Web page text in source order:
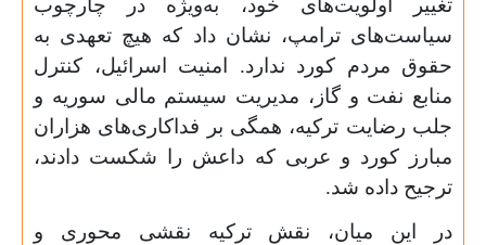
تغییر اولویت‌های خود، به‌ویژه در چارچوب
سیاست‌های ترامپ، نشان داد که هیچ تعهدی به
حقوق مردم کورد ندارد. امنیت اسرائیل، کنترل
منابع نفت و گاز، مدیریت سیستم مالی سوریه و
جلب رضایت ترکیه، همگی بر فداکاری‌های هزاران
مبارز کورد و عربی که داعش را شکست دادند،
ترجیح داده شد.
در این میان، نقش ترکیه نقشی محوری و